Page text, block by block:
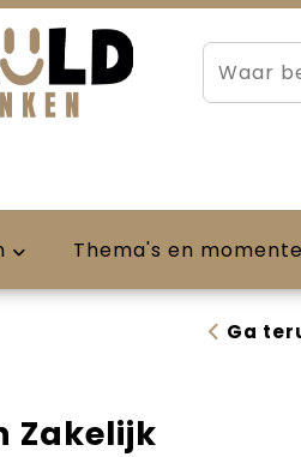
Thema's en
Ga
Zakelijk